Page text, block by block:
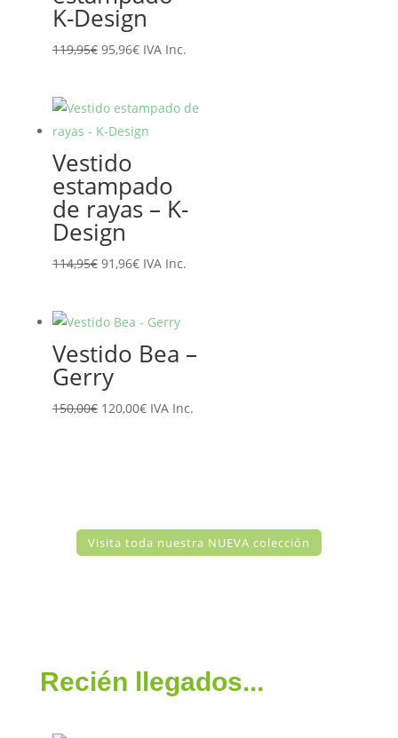
K-Design
119,95€ El
era:
119,95€.
95,96€El
es:
95,96€.
IVA Inc.
Vestido
estampado
de rayas – K-
Design
114,95€ El
era:
114,95€.
91,96€El
es:
91,96€.
IVA Inc.
Vestido Bea –
Gerry
150,00€ El
120,00€ElIVA Inc.
Visita toda nuestra NUEVA colección
Recién llegados...